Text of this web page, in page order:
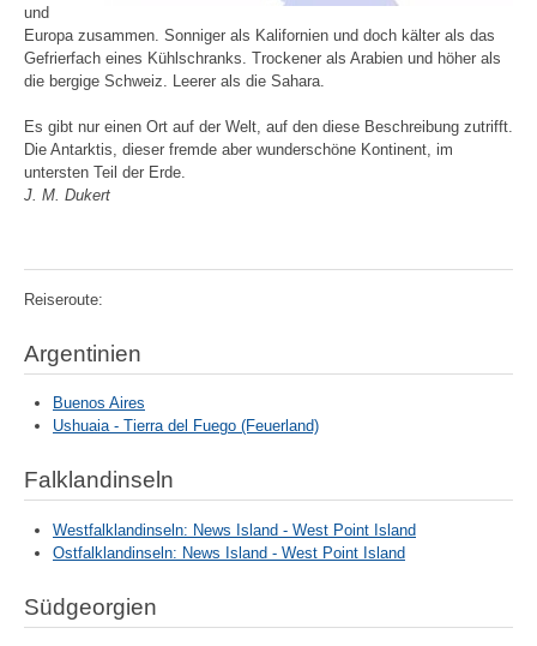
und
Europa zusammen. Sonniger als Kalifornien und doch kälter als das
Gefrierfach eines Kühlschranks. Trockener als Arabien und höher als
die bergige Schweiz. Leerer als die Sahara.
Es gibt nur einen Ort auf der Welt, auf den diese Beschreibung zutrifft.
Die Antarktis, dieser fremde aber wunderschöne Kontinent, im
untersten Teil der Erde.
J. M. Dukert
Reiseroute:
Argentinien
Buenos Aires
Ushuaia - Tierra del Fuego (Feuerland)
Falklandinseln
Westfalklandinseln: News Island - West Point Island
Ostfalklandinseln: News Island - West Point Island
Südgeorgien